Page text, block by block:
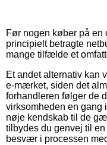
Før nogen køber på en
principielt betragte
mange tilfælde et
Et andet alternativ kan
e-mærket, siden det
forhandleren følger de
virksomheden en gang
nøje kendskab til de
tilbydes du genvej til
besvær i processen